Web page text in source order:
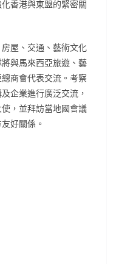
香港與東盟的緊密關
屋、交通、藝術文化
與馬來西亞旅遊、藝
商會代表交流。考察
企業進行廣泛交流，
，並拜訪當地國會議
好關係。